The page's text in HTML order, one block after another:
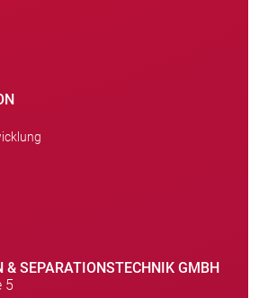
& SEPARATIONSTECHNIK GMBH
5